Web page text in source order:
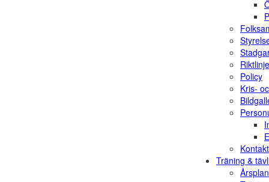
Policy
Kris-
Kontakt
Träning &
Årsplan